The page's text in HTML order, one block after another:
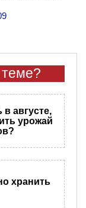
в августе,
урожай
хранить